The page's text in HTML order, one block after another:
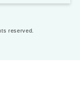
reserved.